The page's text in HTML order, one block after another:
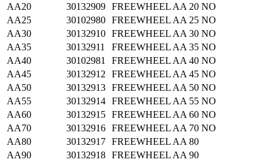
AA20
30132909 FREEWHEEL AA 20 NO
AA25
30102980 FREEWHEEL AA 25 NO
AA30
30132910 FREEWHEEL AA 30 NO
AA35
30132911
FREEWHEEL AA 35 NO
AA40
30102981
FREEWHEEL AA 40 NO
AA45
30132912
FREEWHEEL AA 45 NO
AA50
30132913 FREEWHEEL AA 50 NO
AA55
30132914 FREEWHEEL AA 55 NO
AA60
30132915 FREEWHEEL AA 60 NO
AA70
30132916 FREEWHEEL AA 70 NO
AA80
30132917 FREEWHEEL AA 80
AA90
30132918 FREEWHEEL AA 90